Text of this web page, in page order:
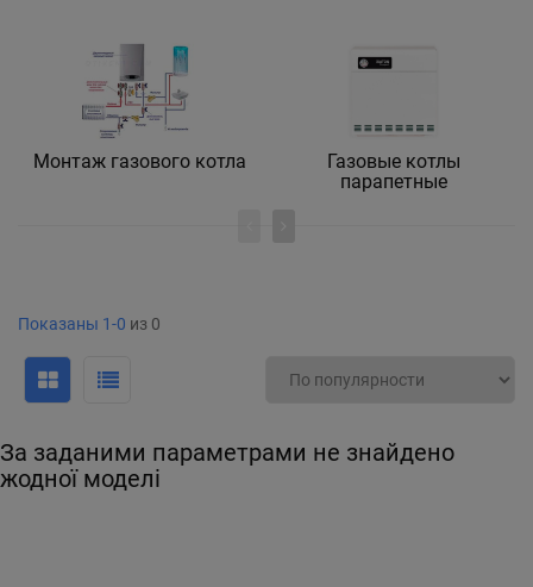
Монтаж газового котла
Газовые котлы
парапетные
Показаны 1-0 из 0
За заданими параметрами не знайдено
жодної моделі